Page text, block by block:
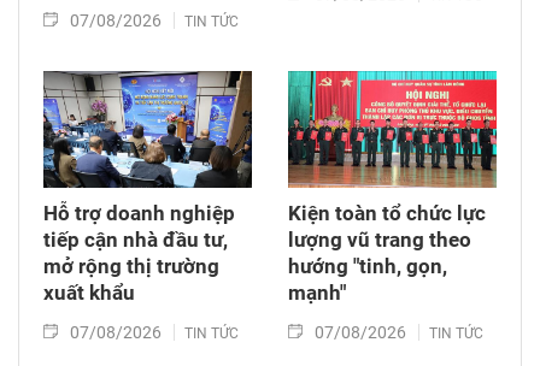
07/08/2026 TIN TỨC
Hỗ trợ doanh nghiệp
tiếp cận nhà đầu tư,
mở rộng thị trường
xuất khẩu
07/08/2026 TIN TỨC
Kiện toàn tổ chức lực
lượng vũ trang theo
hướng "tinh, gọn,
mạnh"
07/08/2026 TIN TỨC